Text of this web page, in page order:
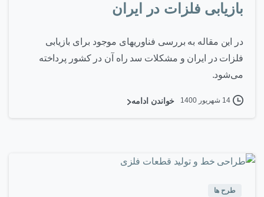
بازیابی فلزات در ایران
در این مقاله به بررسی فناوریهای موجود برای بازیابی
فلزات در ایران و مشکلات سد راه آن در کشور پرداخته
می‌شود.
14 شهریور 1400 خواندن ادامه
طرح ها